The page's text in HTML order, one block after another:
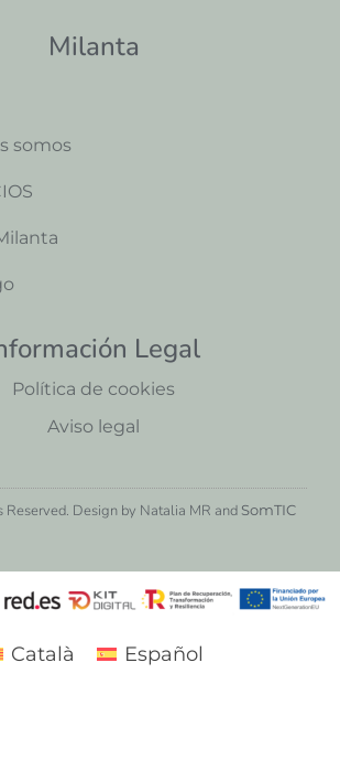
Milanta
somos
Legal
Política de cookies
Aviso legal
Design by Natalia MR and SomTIC
Català Español